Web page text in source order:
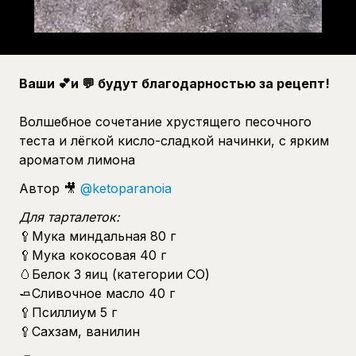
Ваши 💕и 💬 будут благодарностью за рецепт!
Волшебное сочетание хрустящего песочного
теста и лёгкой кисло-сладкой начинки, с ярким
ароматом лимона
Автор 🎥 @ketoparanoia
Для тарталеток:
🥄Мука миндальная 80 г
🥄Мука кокосовая 40 г
🥚Белок 3 яиц (категории СО)
🧈Сливочное масло 40 г
🥄Псиллиум 5 г
🥄Сахзам, ванилин